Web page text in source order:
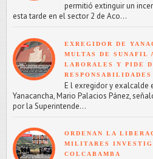
permitió extinguir un
esta tarde en el sector 2 de Aco...
EXREGIDOR DE
MULTAS DE SUNAFIL
LABORALES Y PIDE
RESPONSABILIDADES
E l exregidor y exalcalde
Yanacancha, Mario Palacios Pánez,
por la Superintende...
ORDENAN LA
MILITARES
COLCABAMBA